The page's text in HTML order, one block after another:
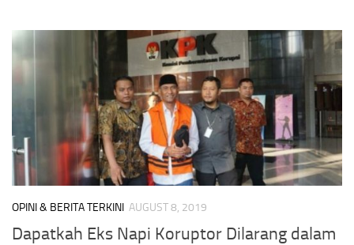
OPINI & BERITA TERKINI AUGUST 8, 2019
Dapatkah Eks Napi Koruptor Dilarang dalam